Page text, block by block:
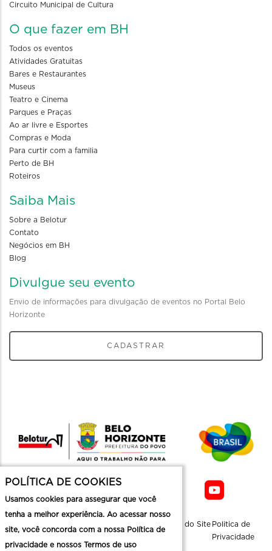
Circuito Municipal de Cultura
O que fazer em BH
Todos os eventos
Atividades Gratuitas
Bares e Restaurantes
Museus
Teatro e Cinema
Parques e Praças
Ao ar livre e Esportes
Compras e Moda
Para curtir com a familia
Perto de BH
Roteiros
Saiba Mais
Sobre a Belotur
Contato
Negócios em BH
Blog
Divulgue seu evento
Envio de informações para divulgação de eventos no Portal Belo
Horizonte
CADASTRAR
Mapa do Site Politica de
Privacidade
POLÍTICA DE COOKIES
Usamos cookies para assegurar que você
tenha a melhor experiência. Ao acessar nosso
site, você concorda com a nossa Política de
privacidade e nossos Termos de uso